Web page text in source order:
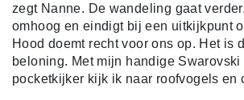
zegt Nanne. De wandeling gaat
omhoog en eindigt bij een uitkijkpunt
Hood doemt recht voor ons op. Het is
beloning. Met mijn handige Swarovski
pocketkijker kijk ik naar roofvogels en